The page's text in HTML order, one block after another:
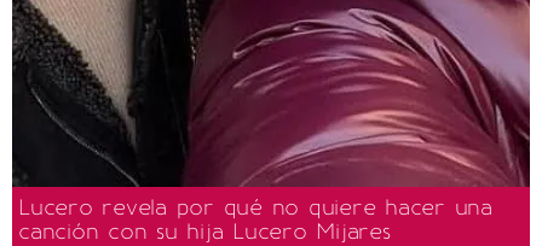
Lucero revela por qué no quiere hacer una
canción con su hija Lucero Mijares